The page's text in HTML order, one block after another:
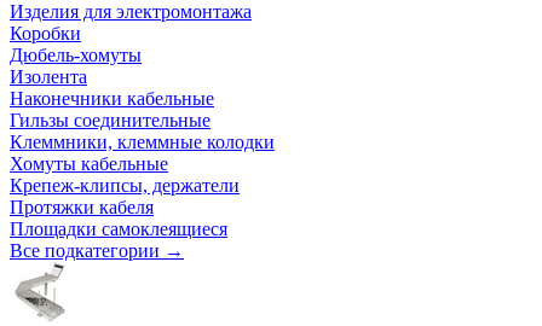
Изделия для электромонтажа
Коробки
Дюбель-хомуты
Изолента
Наконечники кабельные
Гильзы соединительные
Клеммники, клеммные колодки
Хомуты кабельные
Крепеж-клипсы, держатели
Протяжки кабеля
Площадки самоклеящиеся
Все подкатегории →